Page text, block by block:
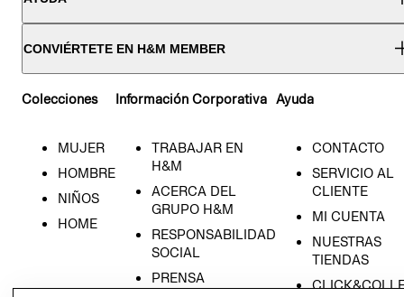
CONVIÉRTETE EN H&M MEMBER
Colecciones
MUJER
HOMBRE
NIÑOS
HOME
Información Corporativa
TRABAJAR EN
H&M
ACERCA DEL
GRUPO H&M
RESPONSABILIDAD
SOCIAL
PRENSA
Ayuda
CONTACTO
SERVICIO AL
CLIENTE
MI CUENTA
NUESTRAS
TIENDAS